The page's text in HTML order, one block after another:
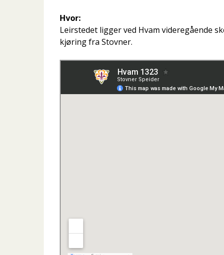
Hvor:
Leirstedet ligger ved Hvam videregående
kjøring fra Stovner.